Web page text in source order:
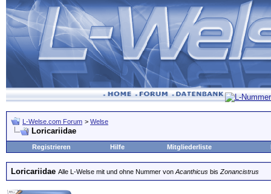
L-Welse.com Forum > Welse
Loricariidae
Registrieren Hilfe Mitgliederliste
Loricariidae Alle L-Welse mit und ohne Nummer von Acanthicus bis Zonancistrus